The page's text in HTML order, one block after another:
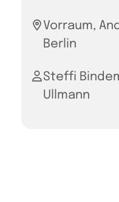
Vorraum,
Berlin
Steffi
Ullmann